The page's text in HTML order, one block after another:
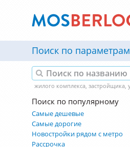
Поиск по параметрам
Поиск по популярному
Самые дешевые
Самые дорогие
Новостройки рядом с метро
Рассрочка